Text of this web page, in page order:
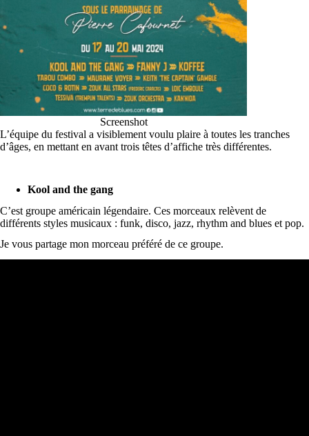
Screenshot
L’équipe du festival a visiblement voulu plaire à toutes les tranches
d’âges, en mettant en avant trois têtes d’affiche très différentes.
Kool and the gang
C’est groupe américain légendaire. Ces morceaux relèvent de
différents styles musicaux : funk, disco, jazz, rhythm and blues et pop.
Je vous partage mon morceau préféré de ce groupe.